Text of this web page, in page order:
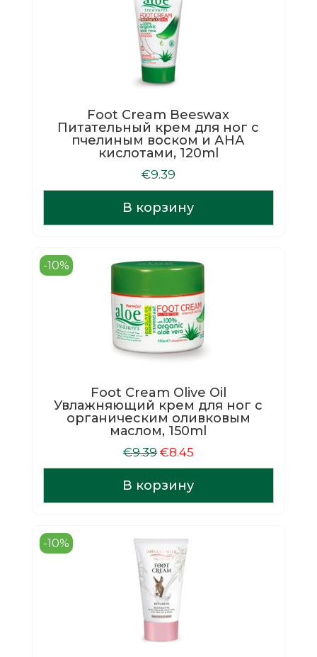
Foot Cream Beeswax
Питательный крем для ног с
пчелиным воском и АНА
кислотами, 120ml
€9.39
В корзину
-10%
Foot Cream Olive Oil
Увлажняющий крем для ног c
органическим оливковым
маслом, 150ml
€9.39 Первоначальная
цена
составляла
€9.39.
€8.45Текущая
цена:
€8.45.
В корзину
-10%